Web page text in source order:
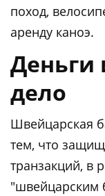
поход,
аренду каноэ.
Деньги
дело
Швейцарская
тем, что
транзакций, в
"швейцарским